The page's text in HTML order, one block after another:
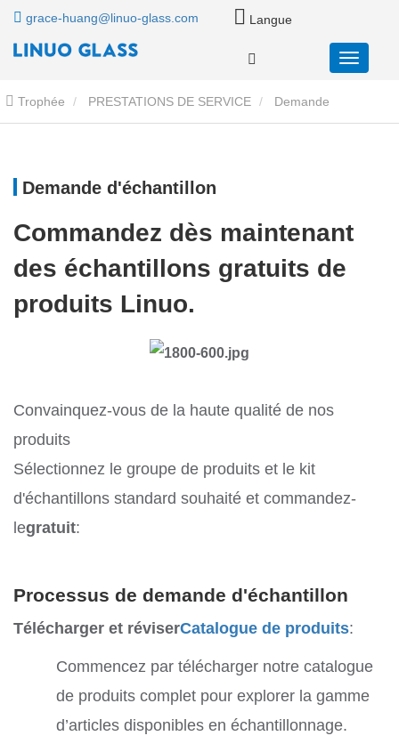
grace-huang@linuo-glass.com Langue
Trophée PRESTATIONS DE SERVICE
Demande d'échantillon
Commandez dès maintenant
des échantillons gratuits de
produits Linuo.
Convainquez-vous de la haute qualité de nos
produits
Sélectionnez le groupe de produits et le kit
d'échantillons standard souhaité et commandez-
legratuit:
Processus de demande d'échantillon
Télécharger et réviserCatalogue de produits:
Commencez par télécharger notre catalogue
de produits complet pour explorer la gamme
d’articles disponibles en échantillonnage.